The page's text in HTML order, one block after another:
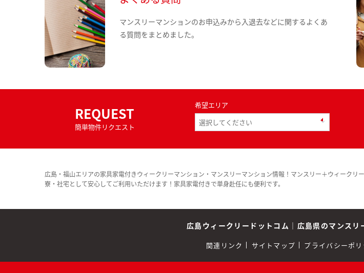
マンスリーマンションのお申込みから入退去などに関するよくあ
る質問をまとめました。
REQUEST
簡単物件リクエスト
希望エリア
広島・福山エリアの家具家電付きウィークリーマンション・マンスリーマンション情報！マンスリー＋ウィークリ
寮・社宅として安心してご利用いただけます！家具家電付きで単身赴任にも便利です。
広島ウィークリードットコム ｜ 広島県のマンスリ
関連リンク サイトマップ プライバシーポリ